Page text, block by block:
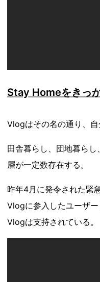
Stay Homeをきっ
Vlogはその名の通り、自
田舎暮らし、団地暮ら
層が一定数存在する。
昨年4月に発令された緊
Vlogに参入したユーザ
Vlogは支持されている。